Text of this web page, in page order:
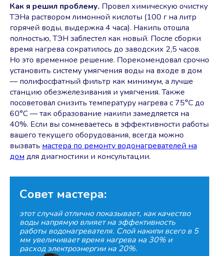
Как я решил проблему. Провел химическую очистку
ТЭНа раствором лимонной кислоты (100 г на литр
горячей воды, выдержка 4 часа). Накипь отошла
полностью, ТЭН заблестел как новый. После сборки
время нагрева сократилось до заводских 2,5 часов.
Но это временное решение. Порекомендовал срочно
установить систему умягчения воды на входе в дом
— полифосфатный фильтр как минимум, а лучше
станцию обезжелезивания и умягчения. Также
посоветовал снизить температуру нагрева с 75°C до
60°C — так образование накипи замедляется на
40%. Если вы сомневаетесь в эффективности работы
вашего текущего оборудования, всегда можно
вызвать мастера по ремонту водонагревателей на
дом для диагностики и консультации.
Совет мастера:
этот случай отлично показывает, как качество
воды напрямую влияет на эффективность
работы водонагревателя. Слой накипи всего в 5
мм увеличивает время нагрева на 30% и
расход электроэнергии на 20%.